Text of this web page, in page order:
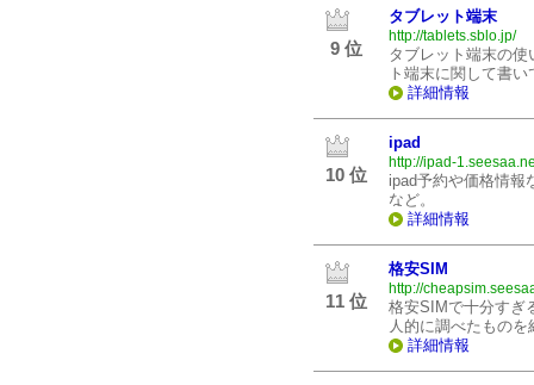
9 位
タブレット端末
http://tablets.sblo.jp/
タブレット端末の
ト端末に関して書
詳細情報
10 位
ipad
http://ipad-
ipad予約や価格情報
など。
詳細情報
11 位
格安SIM
http://
格安SIMで十分すぎ
人的に調べたものを
詳細情報